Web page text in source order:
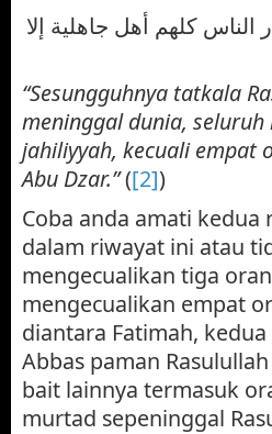
كلهم أهل جاهلية إلا
“Sesungguhnya tatkala
meninggal dunia,
jahiliyyah, kecuali empat
Abu Dzar.”([2])
Coba anda amati
dalam riwayat ini atau
mengecualikan tiga
mengecualikan empat
diantara Fatimah,
Abbas paman
bait lainnya termasuk
murtad sepeninggal